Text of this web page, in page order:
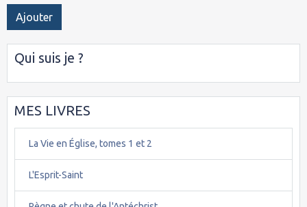
Ajouter
Qui suis je ?
MES LIVRES
La Vie en Église, tomes 1 et 2
L'Esprit-Saint